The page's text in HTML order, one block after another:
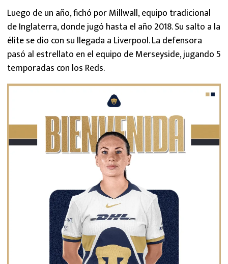
Luego de un año, fichó por Millwall, equipo tradicional
de Inglaterra, donde jugó hasta el año 2018. Su salto a la
élite se dio con su llegada a Liverpool. La defensora
pasó al estrellato en el equipo de Merseyside, jugando 5
temporadas con los Reds.